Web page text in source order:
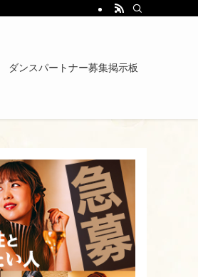
ダンスパートナー募集掲示板